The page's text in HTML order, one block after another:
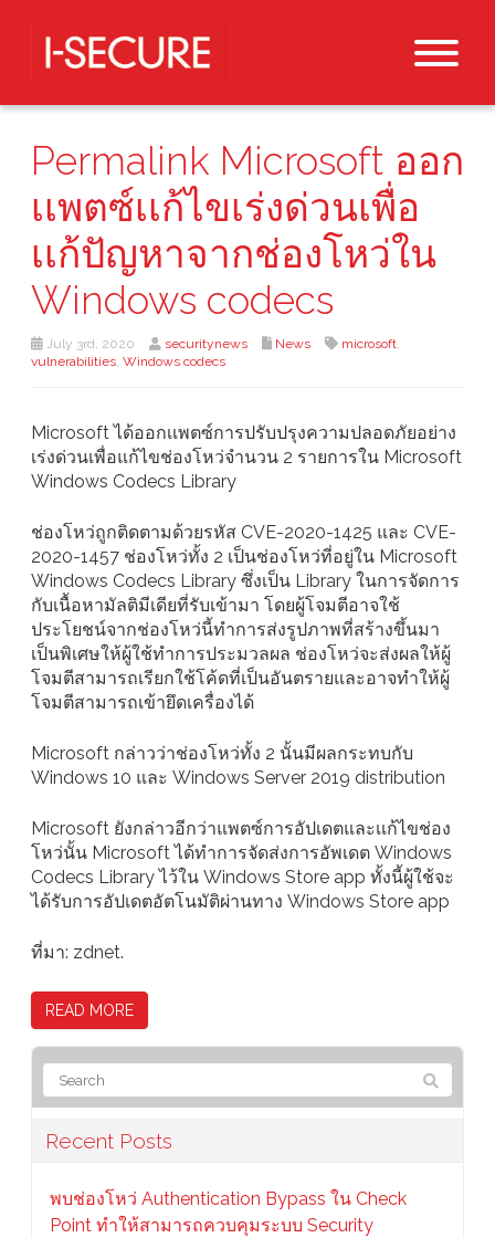
Permalink Microsoft ออก
เเพตซ์เเก้ไขเร่งด่วนเพื่อ
เเก้ปัญหาจากช่องโหว่ใน
Windows codecs
July 3rd, 2020 securitynews News microsoft,
vulnerabilities, Windows codecs
Microsoft ได้ออกเเพตซ์การปรับปรุงความปลอดภัยอย่าง
เร่งด่วนเพื่อแก้ไขช่องโหว่จำนวน 2 รายการใน Microsoft
Windows Codecs Library
ช่องโหว่ถูกติดตามด้วยรหัส CVE-2020-1425 และ CVE-
2020-1457 ช่องโหว่ทั้ง 2 เป็นช่องโหว่ที่อยู่ใน Microsoft
Windows Codecs Library ซึ่งเป็น Library ในการจัดการ
กับเนื้อหามัลติมีเดียที่รับเข้ามา โดยผู้โจมตีอาจใช้
ประโยชน์จากช่องโหว่นี้ทำการส่งรูปภาพที่สร้างขึ้นมา
เป็นพิเศษให้ผู้ใช้ทำการประมวลผล ช่องโหว่จะส่งผลให้ผู้
โจมตีสามารถเรียกใช้โค้ดที่เป็นอันตรายและอาจทำให้ผู้
โจมตีสามารถเข้ายึดเครื่องได้
Microsoft กล่าวว่าช่องโหว่ทั้ง 2 นั้นมีผลกระทบกับ
Windows 10 และ Windows Server 2019 distribution
Microsoft ยังกล่าวอีกว่าแพตซ์การอัปเดตและเเก้ไขช่อง
โหว่นั้น Microsoft ได้ทำการจัดส่งการอัพเดต Windows
Codecs Library ไว้ใน Windows Store app ทั้งนี้ผู้ใช้จะ
ได้รับการอัปเดตอัตโนมัติผ่านทาง Windows Store app
ที่มา: zdnet.
READ MORE
Recent Posts
พบช่องโหว่ Authentication Bypass ใน Check
Point ทำให้สามารถควบคุมระบบ Security